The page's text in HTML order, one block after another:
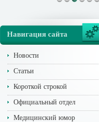
Навигация сайта
Новости
Статьи
Короткой строкой
Официальный отдел
Медицинский юмор